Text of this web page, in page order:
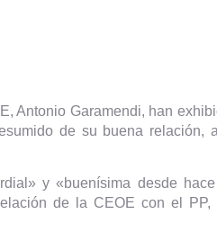
Antonio Garamendi, han
de su buena relación,
y «buenísima desde
de la CEOE con el